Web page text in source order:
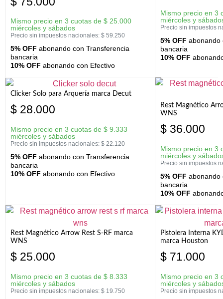
Mismo precio en 3 cuotas de $ 25.000
miércoles y sábados
Precio sin impuestos nacionales: $ 59.250
5% OFF abonando con Transferencia
bancaria
10% OFF abonando con Efectivo
Mismo precio en 3
miércoles y
Precio sin impuestos
5% OFF abonando
bancaria
10% OFF
Clicker Solo para Arquería marca Decut
$ 28.000
Mismo precio en 3 cuotas de $ 9.333
miércoles y sábados
Precio sin impuestos nacionales: $ 22.120
5% OFF abonando con Transferencia
bancaria
10% OFF abonando con Efectivo
Rest Magnético
WNS
$ 36.000
Mismo precio en 3
miércoles y
Precio sin impuestos
5% OFF abonando
bancaria
10% OFF
Rest Magnético Arrow Rest S-RF marca
WNS
$ 25.000
Mismo precio en 3 cuotas de $ 8.333
miércoles y sábados
Precio sin impuestos nacionales: $ 19.750
Pistolera Interna
marca Houston
$ 71.000
Mismo precio en 3
miércoles y
Precio sin impuestos